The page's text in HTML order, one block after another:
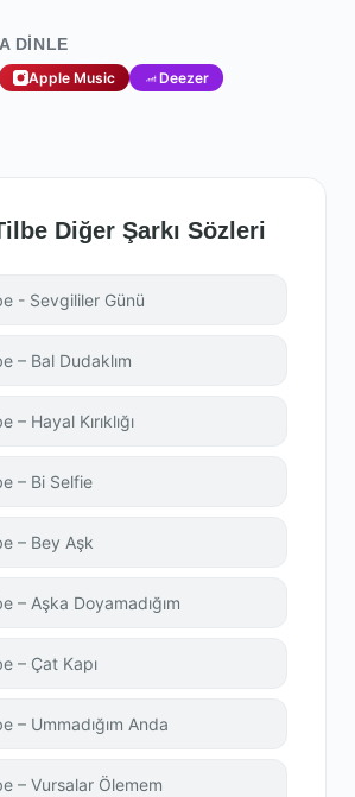
DINLE
Apple Music Deezer
Diğer Şarkı Sözleri
- Sevgililer Günü
– Bal Dudaklım
– Hayal Kırıklığı
– Bi Selfie
– Bey Aşk
– Aşka Doyamadığım
– Çat Kapı
– Ummadığım Anda
– Vursalar Ölemem